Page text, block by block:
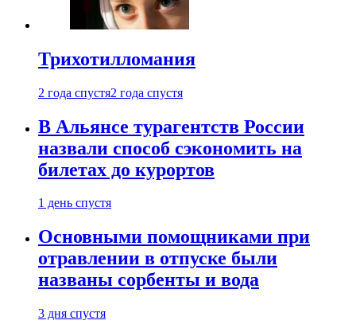
Трихотилломания
2 года спустя2 года спустя
В Альянсе турагентств России
назвали способ сэкономить на
билетах до курортов
1 день спустя
Основными помощниками при
отравлении в отпуске были
названы сорбенты и вода
3 дня спустя